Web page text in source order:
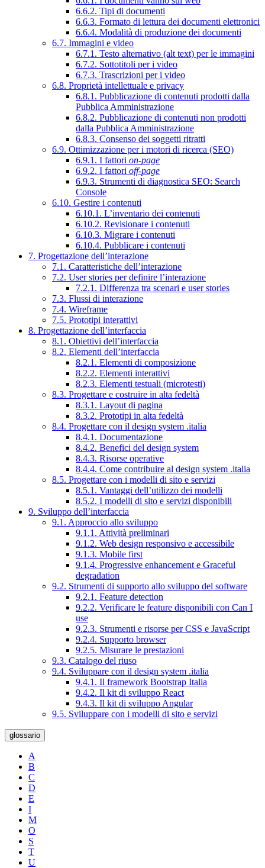
6.6.2. Tipi di documenti
6.6.3. Formato di lettura dei documenti elettronici
6.6.4. Modalità di produzione dei documenti
6.7. Immagini e video
6.7.1. Testo alternativo (alt text) per le immagini
6.7.2. Sottotitoli per i video
6.7.3. Trascrizioni per i video
6.8. Proprietà intellettuale e privacy
6.8.1. Pubblicazione di contenuti prodotti dalla
Pubblica Amministrazione
6.8.2. Pubblicazione di contenuti non prodotti
dalla Pubblica Amministrazione
6.8.3. Consenso dei soggetti ritratti
6.9. Ottimizzazione per i motori di ricerca (SEO)
6.9.1. I fattori on-page
6.9.2. I fattori off-page
6.9.3. Strumenti di diagnostica SEO: Search
Console
6.10. Gestire i contenuti
6.10.1. L’inventario dei contenuti
6.10.2. Revisionare i contenuti
6.10.3. Migrare i contenuti
6.10.4. Pubblicare i contenuti
7. Progettazione dell’interazione
7.1. Caratteristiche dell’interazione
7.2. User stories per definire l’interazione
7.2.1. Differenza tra scenari e user stories
7.3. Flussi di interazione
7.4. Wireframe
7.5. Prototipi interattivi
8. Progettazione dell’interfaccia
8.1. Obiettivi dell’interfaccia
8.2. Elementi dell’interfaccia
8.2.1. Elementi di composizione
8.2.2. Elementi interattivi
8.2.3. Elementi testuali (microtesti)
8.3. Progettare e costruire in alta fedeltà
8.3.1. Layout di pagina
8.3.2. Prototipi in alta fedeltà
8.4. Progettare con il design system .italia
8.4.1. Documentazione
8.4.2. Benefici del design system
8.4.3. Risorse operative
8.4.4. Come contribuire al design system .italia
8.5. Progettare con i modelli di sito e servizi
8.5.1. Vantaggi dell’utilizzo dei modelli
8.5.2. I modelli di sito e servizi disponibili
9. Sviluppo dell’interfaccia
9.1. Approccio allo sviluppo
9.1.1. Attività preliminari
9.1.2. Web design responsivo e accessibile
9.1.3. Mobile first
9.1.4. Progressive enhancement e Graceful
degradation
9.2. Strumenti di supporto allo sviluppo del software
9.2.1. Feature detection
9.2.2. Verificare le feature disponibili con Can I
use
9.2.3. Strumenti e risorse per CSS e JavaScript
9.2.4. Supporto browser
9.2.5. Misurare le prestazioni
9.3. Catalogo del riuso
9.4. Sviluppare con il design system .italia
9.4.1. Il framework Bootstrap Italia
9.4.2. Il kit di sviluppo React
9.4.3. Il kit di sviluppo Angular
9.5. Sviluppare con i modelli di sito e servizi
glossario
A
B
C
D
E
I
M
O
S
T
U